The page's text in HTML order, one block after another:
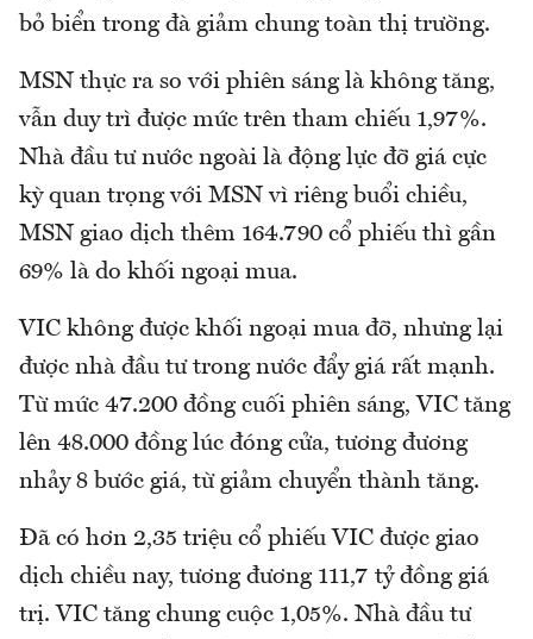
bỏ biển trong đà giảm chung toàn thị trường.
MSN thực ra so với phiên sáng là không tăng,
vẫn duy trì được mức trên tham chiếu 1,97%.
Nhà đầu tư nước ngoài là động lực đỡ giá cực
kỳ quan trọng với MSN vì riêng buổi chiều,
MSN giao dịch thêm 164.790 cổ phiếu thì gần
69% là do khối ngoại mua.
VIC không được khối ngoại mua đỡ, nhưng lại
được nhà đầu tư trong nước đẩy giá rất mạnh.
Từ mức 47.200 đồng cuối phiên sáng, VIC tăng
lên 48.000 đồng lúc đóng cửa, tương đương
nhảy 8 bước giá, từ giảm chuyển thành tăng.
Đã có hơn 2,35 triệu cổ phiếu VIC được giao
dịch chiều nay, tương đương 111,7 tỷ đồng giá
trị. VIC tăng chung cuộc 1,05%. Nhà đầu tư